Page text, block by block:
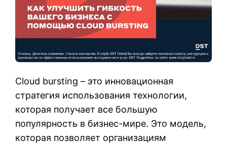
Cloud bursting – это инновационная
стратегия использования технологии,
которая получает все большую
популярность в бизнес-мире. Это модель,
которая позволяет организациям